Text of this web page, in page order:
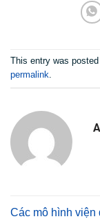
This entry was
permalink.
Các mô hình